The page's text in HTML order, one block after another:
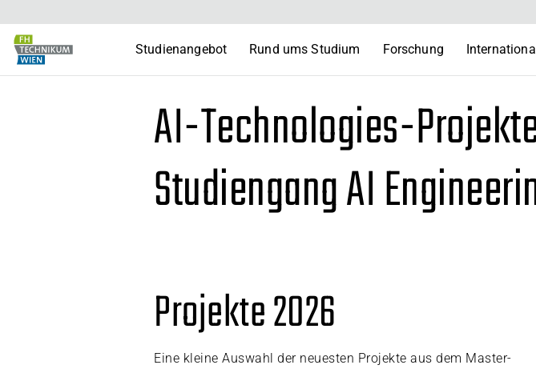
Studienangebot Rund ums Studium Forschung
AI-Technologies-
Studiengang AI
Projekte 2026
Eine kleine Auswahl der neuesten Projekte aus dem Master-